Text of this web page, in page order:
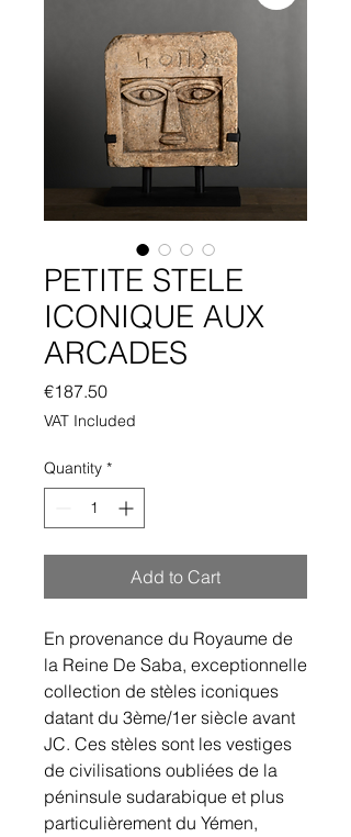
PETITE STELE
ICONIQUE AUX
ARCADES
€187.50Price
VAT Included
Quantity *
Add to Cart
En provenance du Royaume de
la Reine De Saba, exceptionnelle
collection de stèles iconiques
datant du 3ème/1er siècle avant
JC. Ces stèles sont les vestiges
de civilisations oubliées de la
péninsule sudarabique et plus
particulièrement du Yémen,